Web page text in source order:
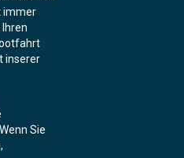
immer
inserer
Sie